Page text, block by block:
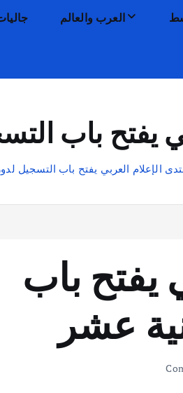
العرب والعالم
يفتح باب
الإعلام العربي يفتح باب التسجيل
يفتح باب
عشر